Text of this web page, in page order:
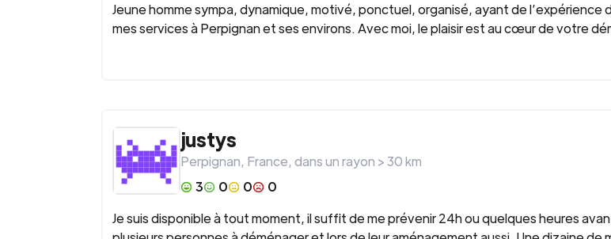
Jeune homme sympa, dynamique, motivé, ponctuel, organisé, ayant de
mes services à Perpignan et ses environs. Avec moi, le plaisir est au cœur de votre
justys
Perpignan, France, dans un rayon >30km
3
0 0
0
Je suis disponible à tout moment, il suffit de me prévenir 24h ou quelques heures